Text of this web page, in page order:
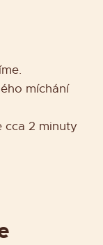
míchání
cca 2 minuty